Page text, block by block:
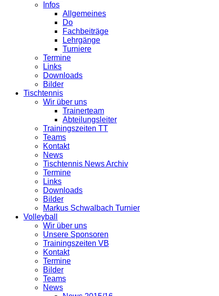
Infos
Allgemeines
Do
Fachbeiträge
Lehrgänge
Turniere
Termine
Links
Downloads
Bilder
Tischtennis
Wir über uns
Trainerteam
Abteilungsleiter
Trainingszeiten TT
Teams
Kontakt
News
Tischtennis News Archiv
Termine
Links
Downloads
Bilder
Markus Schwalbach Turnier
Volleyball
Wir über uns
Unsere Sponsoren
Trainingszeiten VB
Kontakt
Termine
Bilder
Teams
News